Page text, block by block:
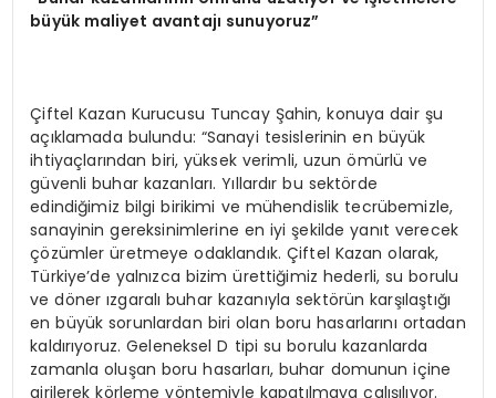
büyük maliyet avantajı sunuyoruz”
Çiftel Kazan Kurucusu Tuncay Şahin, konuya dair şu
açıklamada bulundu: “Sanayi tesislerinin en büyük
ihtiyaçlarından biri, yüksek verimli, uzun ömürlü ve
güvenli buhar kazanları. Yıllardır bu sektörde
edindiğimiz bilgi birikimi ve mühendislik tecrübemizle,
sanayinin gereksinimlerine en iyi şekilde yanıt verecek
çözümler üretmeye odaklandık. Çiftel Kazan olarak,
Türkiye’de yalnızca bizim ürettiğimiz hederli, su borulu
ve döner ızgaralı buhar kazanıyla sektörün karşılaştığı
en büyük sorunlardan biri olan boru hasarlarını ortadan
kaldırıyoruz. Geleneksel D tipi su borulu kazanlarda
zamanla oluşan boru hasarları, buhar domunun içine
girilerek körleme yöntemiyle kapatılmaya çalışılıyor.